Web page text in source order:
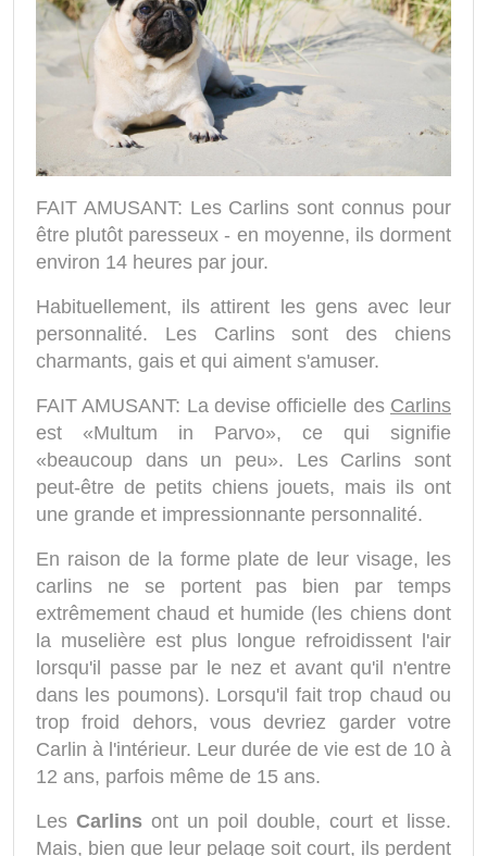
FAIT AMUSANT: Les Carlins sont connus pour
être plutôt paresseux - en moyenne, ils dorment
environ 14 heures par jour.
Habituellement, ils attirent les gens avec leur
personnalité. Les Carlins sont des chiens
charmants, gais et qui aiment s'amuser.
FAIT AMUSANT: La devise officielle des Carlins
est «Multum in Parvo», ce qui signifie
«beaucoup dans un peu». Les Carlins sont
peut-être de petits chiens jouets, mais ils ont
une grande et impressionnante personnalité.
En raison de la forme plate de leur visage, les
carlins ne se portent pas bien par temps
extrêmement chaud et humide (les chiens dont
la muselière est plus longue refroidissent l'air
lorsqu'il passe par le nez et avant qu'il n'entre
dans les poumons). Lorsqu'il fait trop chaud ou
trop froid dehors, vous devriez garder votre
Carlin à l'intérieur. Leur durée de vie est de 10 à
12 ans, parfois même de 15 ans.
Les Carlins ont un poil double, court et lisse.
Mais, bien que leur pelage soit court, ils perdent